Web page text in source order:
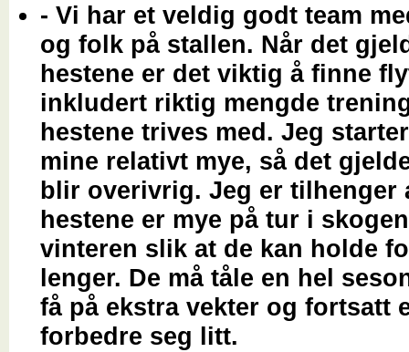
- Vi har et veldig godt team
og folk på stallen. Når det
hestene er det viktig å finne
inkludert riktig mengde
hestene trives med. Jeg
mine relativt mye, så det
blir overivrig. Jeg er tilhenger
hestene er mye på tur i
vinteren slik at de kan holde
lenger. De må tåle en hel
få på ekstra vekter og fortsatt
forbedre seg litt.